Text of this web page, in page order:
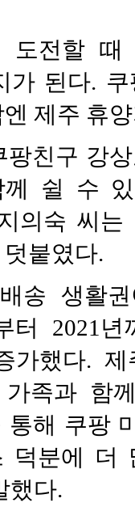
도전할
가 된다.
제주 휴
친구 강
쉴 수
의숙 씨
붙였다.
송 생활
터 2021
가했다. 제
가족과 함
통해 쿠팡
덕분에 더
했다.